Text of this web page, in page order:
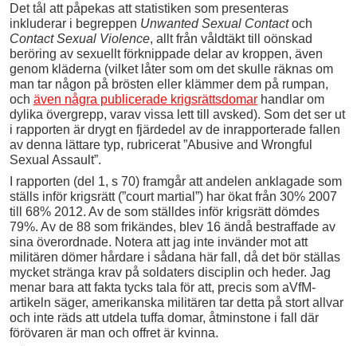
Det tål att påpekas att statistiken som presenteras
inkluderar i begreppen Unwanted Sexual Contactoch
Contact Sexual Violence, allt från våldtäkt till oönskad
beröring av sexuellt förknippade delar av kroppen, även
genom kläderna (vilket låter som om det skulle räknas om
man tar någon på brösten eller klämmer dem på rumpan,
och även några publicerade krigsrättsdomar handlar om
dylika övergrepp, varav vissa lett till avsked). Som det ser ut
i rapporten är drygt en fjärdedel av de inrapporterade fallen
av denna lättare typ, rubricerat ”Abusive and Wrongful
Sexual Assault”.
I rapporten (del 1, s 70) framgår att andelen anklagade som
ställs inför krigsrätt (”court martial”) har ökat från 30% 2007
till 68% 2012. Av de som ställdes inför krigsrätt dömdes
79%. Av de 88 som frikändes, blev 16 ändå bestraffade av
sina överordnade. Notera att jag inte invänder mot att
militären dömer hårdare i sådana här fall, då det bör ställas
mycket stränga krav på soldaters disciplin och heder. Jag
menar bara att fakta tycks tala för att, precis som aVfM-
artikeln säger, amerikanska militären tar detta på stort allvar
och inte räds att utdela tuffa domar, åtminstone i fall där
förövaren är man och offret är kvinna.